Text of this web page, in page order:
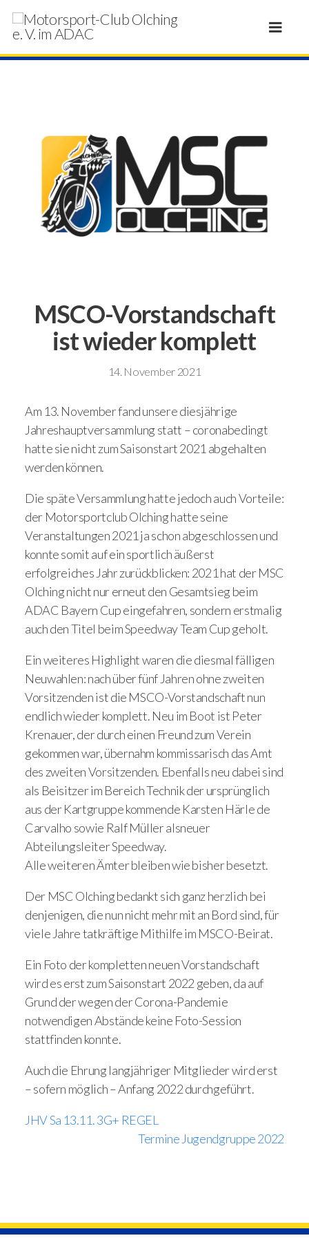
MSCO-Vorstandschaft
ist wieder komplett
14. November 2021
Am 13. November fand unsere diesjährige
Jahreshauptversammlung statt – coronabedingt
hatte sie nicht zum Saisonstart 2021 abgehalten
werden können.
Die späte Versammlung hatte jedoch auch Vorteile:
der Motorsportclub Olching hatte seine
Veranstaltungen 2021 ja schon abgeschlossen und
konnte somit auf ein sportlich äußerst
erfolgreiches Jahr zurückblicken: 2021 hat der MSC
Olching nicht nur erneut den Gesamtsieg beim
ADAC Bayern Cup eingefahren, sondern erstmalig
auch den Titel beim Speedway Team Cup geholt.
Ein weiteres Highlight waren die diesmal fälligen
Neuwahlen: nach über fünf Jahren ohne zweiten
Vorsitzenden ist die MSCO-Vorstandschaft nun
endlich wieder komplett. Neu im Boot ist Peter
Krenauer, der durch einen Freund zum Verein
gekommen war, übernahm kommissarisch das Amt
des zweiten Vorsitzenden. Ebenfalls neu dabei sind
als Beisitzer im Bereich Technik der ursprünglich
aus der Kartgruppe kommende Karsten Härle de
Carvalho sowie Ralf Müller alsneuer
Abteilungsleiter Speedway.
Alle weiteren Ämter bleiben wie bisher besetzt.
Der MSC Olching bedankt sich ganz herzlich bei
denjenigen, die nun nicht mehr mit an Bord sind, für
viele Jahre tatkräftige Mithilfe im MSCO-Beirat.
Ein Foto der kompletten neuen Vorstandschaft
wird es erst zum Saisonstart 2022 geben, da auf
Grund der wegen der Corona-Pandemie
notwendigen Abstände keine Foto-Session
stattfinden konnte.
Auch die Ehrung langjähriger Mitglieder wird erst
– sofern möglich – Anfang 2022 durchgeführt.
JHV Sa 13.11. 3G+ REGEL
Termine Jugendgruppe 2022